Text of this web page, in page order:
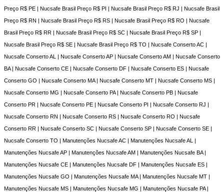
Preço R$ PE | Nucsafe Brasil Preço R$ PI | Nucsafe Brasil Preço R$ RJ | Nucsafe Brasil
Preço R$ RN | Nucsafe Brasil Preço R$ RS | Nucsafe Brasil Preço R$ RO | Nucsafe
Brasil Preço R$ RR | Nucsafe Brasil Preço R$ SC | Nucsafe Brasil Preço R$ SP |
Nucsafe Brasil Preço R$ SE | Nucsafe Brasil Preço R$ TO | Nucsafe Conserto AC |
Nucsafe Conserto AL | Nucsafe Conserto AP | Nucsafe Conserto AM | Nucsafe Conserto
BA | Nucsafe Conserto CE | Nucsafe Conserto DF | Nucsafe Conserto ES | Nucsafe
Conserto GO | Nucsafe Conserto MA | Nucsafe Conserto MT | Nucsafe Conserto MS |
Nucsafe Conserto MG | Nucsafe Conserto PA | Nucsafe Conserto PB | Nucsafe
Conserto PR | Nucsafe Conserto PE | Nucsafe Conserto PI | Nucsafe Conserto RJ |
Nucsafe Conserto RN | Nucsafe Conserto RS | Nucsafe Conserto RO | Nucsafe
Conserto RR | Nucsafe Conserto SC | Nucsafe Conserto SP | Nucsafe Conserto SE |
Nucsafe Conserto TO | Manutenções Nucsafe AC | Manutenções Nucsafe AL |
Manutenções Nucsafe AP | Manutenções Nucsafe AM | Manutenções Nucsafe BA |
Manutenções Nucsafe CE | Manutenções Nucsafe DF | Manutenções Nucsafe ES |
Manutenções Nucsafe GO | Manutenções Nucsafe MA | Manutenções Nucsafe MT |
Manutenções Nucsafe MS | Manutenções Nucsafe MG | Manutenções Nucsafe PA |